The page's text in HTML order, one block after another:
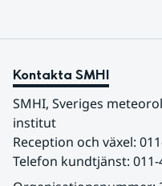
Kontakta SMHI
SMHI, Sveriges
institut
Reception och växel:
Telefon kundtjänst: 011-